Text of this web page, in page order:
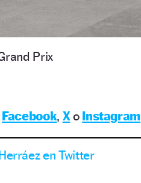
Prix
Facebook, Xo Instagram
en Twitter